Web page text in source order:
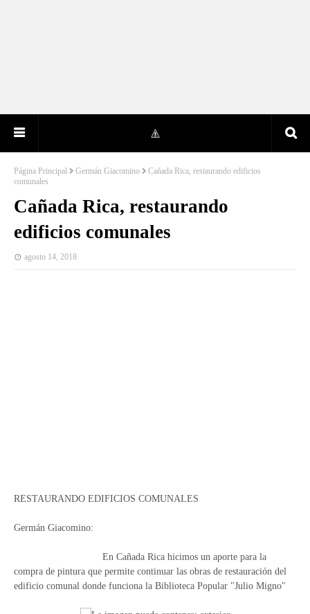
Página Principal Germán Giacomino
Cañada Rica, restaurando edificios
comunales
Cañada Rica, restaurando
edificios comunales
agosto 14, 2018
RESTAURANDO EDIFICIOS COMUNALES
Germán Giacomino:
En Cañada Rica hicimos un aporte para la
compra de pintura que permite continuar las obras de restauración del
edificio comunal donde funciona la Biblioteca Popular "Julio Migno"